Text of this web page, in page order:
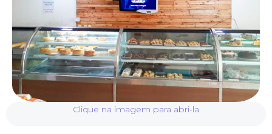
Clique na imagem para abri-la